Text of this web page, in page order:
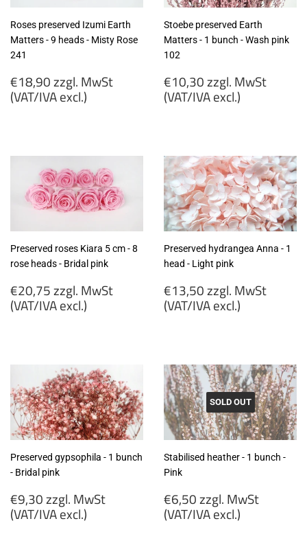
Roses preserved Izumi Earth
Matters - 9 heads - Misty Rose
241
Regular
price
€18,90 zzgl. MwSt
(VAT/IVA excl.)
MwSt
(VAT/IVA
excl.)
Stoebe preserved Earth
Matters - 1 bunch - Wash pink
102
Regular
price
€10,30 zzgl. MwSt
(VAT/IVA excl.)
MwSt
(VAT/IVA
excl.)
Preserved roses Kiara 5 cm - 8
rose heads - Bridal pink
Regular
price
€20,75 zzgl. MwSt
(VAT/IVA excl.)
(VAT/IVA
excl.)
Preserved hydrangea Anna - 1
head - Light pink
Regular
price
€13,50 zzgl. MwSt
(VAT/IVA excl.)
MwSt
(VAT/IVA
excl.)
Preserved gypsophila - 1 bunch
- Bridal pink
Regular
price
€9,30 zzgl. MwSt
(VAT/IVA excl.)
SOLD OUT
Stabilised heather - 1 bunch -
Pink
Regular
price
€6,50 zzgl. MwSt
(VAT/IVA excl.)